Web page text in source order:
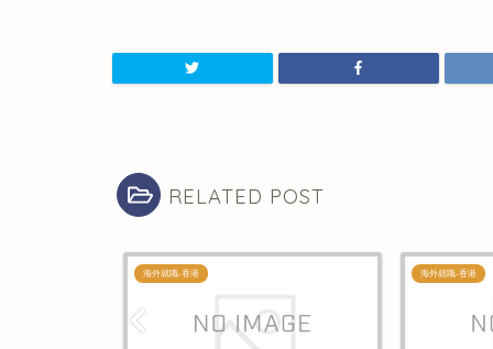
RELATED POST
海外就職-香港 海外就職-香港